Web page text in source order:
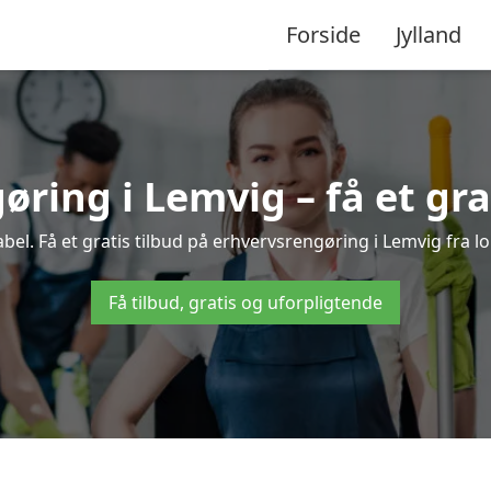
Forside Jylland
i Lemvig – få et
Få et gratis tilbud på erhvervsrengøring i Lemvig fra
Få tilbud, gratis og uforpligtende